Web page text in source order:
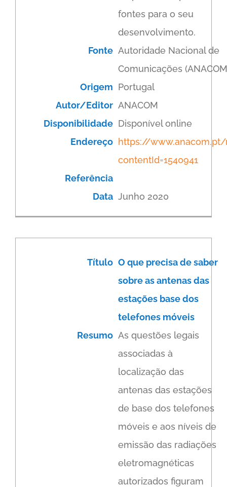
fontes para o seu
desenvolvimento.
Fonte Autoridade Nacional de
Comunicações
Origem Portugal
Autor/Editor ANACOM
Disponibilidade Disponível online
Endereço https://www.anacom.pt/
contentId=1540941
Referência
Data Junho 2020
Título O que precisa de saber
sobre as antenas das
estações base dos
telefones móveis
Resumo As questões legais
associadas à
localização das
antenas das estações
de base dos telefones
móveis e aos níveis de
emissão das radiações
eletromagnéticas
autorizados figuram